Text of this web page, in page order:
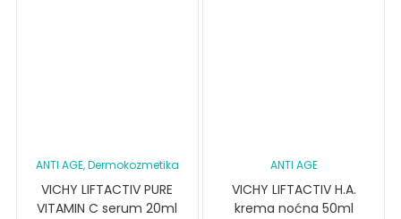
ANTI AGE, Dermokozmetika
VICHY LIFTACTIV PURE
VITAMIN C serum 20ml
ANTI AGE
VICHY LIFTACTIV H.A.
krema noćna 50ml